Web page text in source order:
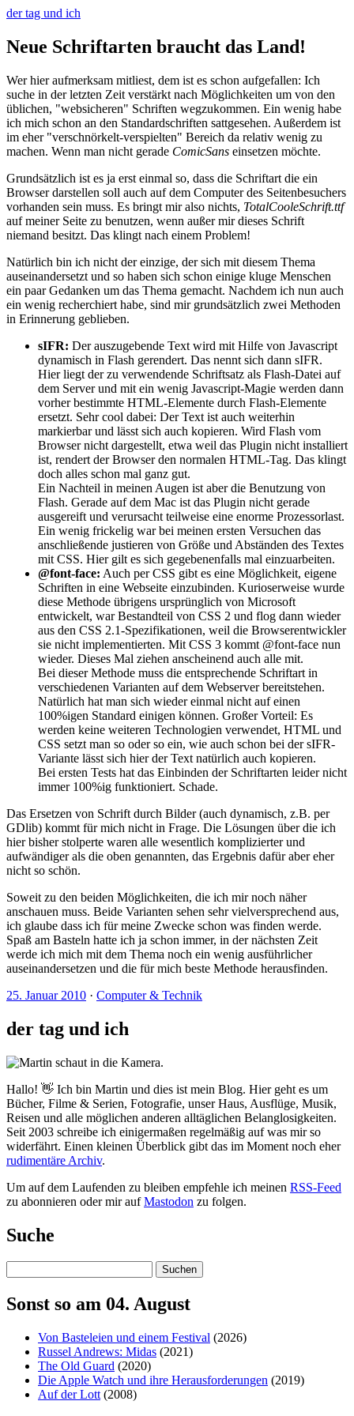
der tag und ich
Neue Schriftarten braucht das Land!
Wer hier aufmerksam mitliest, dem ist es schon aufgefallen: Ich
suche in der letzten Zeit verstärkt nach Möglichkeiten um von den
üblichen, "websicheren" Schriften wegzukommen. Ein wenig habe
ich mich schon an den Standardschriften sattgesehen. Außerdem ist
im eher "verschnörkelt-verspielten" Bereich da relativ wenig zu
machen. Wenn man nicht gerade ComicSans einsetzen möchte.
Grundsätzlich ist es ja erst einmal so, dass die Schriftart die ein
Browser darstellen soll auch auf dem Computer des Seitenbesuchers
vorhanden sein muss. Es bringt mir also nichts, TotalCooleSchrift.ttf
auf meiner Seite zu benutzen, wenn außer mir dieses Schrift
niemand besitzt. Das klingt nach einem Problem!
Natürlich bin ich nicht der einzige, der sich mit diesem Thema
auseinandersetzt und so haben sich schon einige kluge Menschen
ein paar Gedanken um das Thema gemacht. Nachdem ich nun auch
ein wenig recherchiert habe, sind mir grundsätzlich zwei Methoden
in Erinnerung geblieben.
sIFR: Der auszugebende Text wird mit Hilfe von Javascript
dynamisch in Flash gerendert. Das nennt sich dann sIFR.
Hier liegt der zu verwendende Schriftsatz als Flash-Datei auf
dem Server und mit ein wenig Javascript-Magie werden dann
vorher bestimmte HTML-Elemente durch Flash-Elemente
ersetzt. Sehr cool dabei: Der Text ist auch weiterhin
markierbar und lässt sich auch kopieren. Wird Flash vom
Browser nicht dargestellt, etwa weil das Plugin nicht installiert
ist, rendert der Browser den normalen HTML-Tag. Das klingt
doch alles schon mal ganz gut.
Ein Nachteil in meinen Augen ist aber die Benutzung von
Flash. Gerade auf dem Mac ist das Plugin nicht gerade
ausgereift und verursacht teilweise eine enorme Prozessorlast.
Ein wenig frickelig war bei meinen ersten Versuchen das
anschließende justieren von Größe und Abständen des Textes
mit CSS. Hier gilt es sich gegebenenfalls mal einzuarbeiten.
@font-face: Auch per CSS gibt es eine Möglichkeit, eigene
Schriften in eine Webseite einzubinden. Kurioserweise wurde
diese Methode übrigens ursprünglich von Microsoft
entwickelt, war Bestandteil von CSS 2 und flog dann wieder
aus den CSS 2.1-Spezifikationen, weil die Browserentwickler
sie nicht implementierten. Mit CSS 3 kommt @font-face nun
wieder. Dieses Mal ziehen anscheinend auch alle mit.
Bei dieser Methode muss die entsprechende Schriftart in
verschiedenen Varianten auf dem Webserver bereitstehen.
Natürlich hat man sich wieder einmal nicht auf einen
100%igen Standard einigen können. Großer Vorteil: Es
werden keine weiteren Technologien verwendet, HTML und
CSS setzt man so oder so ein, wie auch schon bei der sIFR-
Variante lässt sich hier der Text natürlich auch kopieren.
Bei ersten Tests hat das Einbinden der Schriftarten leider nicht
immer 100%ig funktioniert. Schade.
Das Ersetzen von Schrift durch Bilder (auch dynamisch, z.B. per
GDlib) kommt für mich nicht in Frage. Die Lösungen über die ich
hier bisher stolperte waren alle wesentlich komplizierter und
aufwändiger als die oben genannten, das Ergebnis dafür aber eher
nicht so schön.
Soweit zu den beiden Möglichkeiten, die ich mir noch näher
anschauen muss. Beide Varianten sehen sehr vielversprechend aus,
ich glaube dass ich für meine Zwecke schon was finden werde.
Spaß am Basteln hatte ich ja schon immer, in der nächsten Zeit
werde ich mich mit dem Thema noch ein wenig ausführlicher
auseinandersetzen und die für mich beste Methode herausfinden.
25. Januar 2010 · Computer & Technik
der tag und ich
Hallo! 👋 Ich bin Martin und dies ist mein Blog. Hier geht es um
Bücher, Filme & Serien, Fotografie, unser Haus, Ausflüge, Musik,
Reisen und alle möglichen anderen alltäglichen Belanglosigkeiten.
Seit 2003 schreibe ich einigermaßen regelmäßig auf was mir so
widerfährt. Einen kleinen Überblick gibt das im Moment noch eher
rudimentäre Archiv.
Um auf dem Laufenden zu bleiben empfehle ich meinen RSS-Feed
zu abonnieren oder mir aufMastodon zu folgen.
Suche
Suchen
Sonst so am 04. August
Von Basteleien und einem Festival (2026)
Russel Andrews: Midas (2021)
The Old Guard (2020)
Die Apple Watch und ihre Herausforderungen (2019)
Auf der Lott (2008)